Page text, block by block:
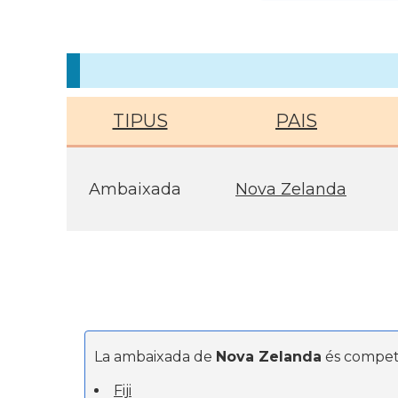
TIPUS PAIS
Ambaixada Nova Zelanda
La ambaixada de Nova Zelanda és
Fiji